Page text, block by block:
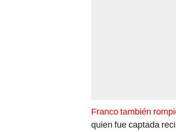
Franco también
quien fue captada